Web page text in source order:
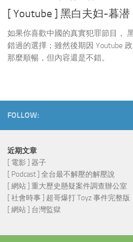
[ Youtube ] 黑白夫妇-暮潜
如果你喜歡中國的真實犯罪節目，
錯過的選擇；雖然後期因 Youtube
那麼順暢，但內容還是不錯。
FOLLOW:
近期文章
[ 電影 ] 器子
[ Podcast ] 全台最不解壓的解壓說
[ 網站 ] 重大歷史懸疑案件調查辦公室
[ 社會時事 ] 超哥爆打 Toyz 事件完整版
[ 網站 ] 台灣監獄